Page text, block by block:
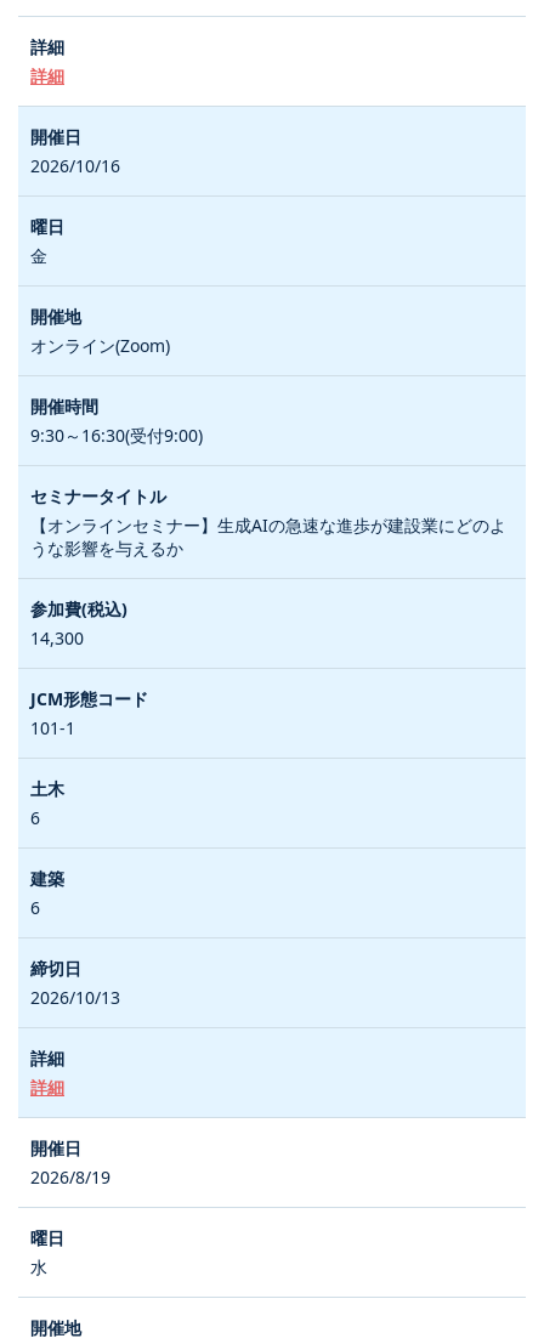
詳細
2026/10/16
金
オンライン(Zoom)
9:30～16:30(受付9:00)
【オンラインセミナー】生成AIの急速な進歩が建設業にどのよ
うな影響を与えるか
14,300
101-1
6
6
2026/10/13
詳細
2026/8/19
水